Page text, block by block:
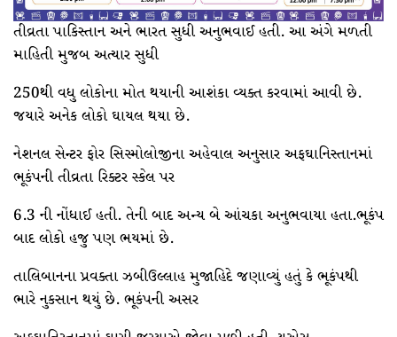
તીવ્રતા પાકિસ્તાન અને ભારત સુધી અનુભવાઈ હતી. આ અંગે મળતી
માહિતી મુજબ અત્યાર સુધી
250થી વધુ લોકોના મોત થયાની આશંકા વ્યક્ત કરવામાં આવી છે.
જયારે અનેક લોકો ઘાયલ થયા છે.
નેશનલ સેન્ટર ફોર સિસ્મોલોજીના અહેવાલ અનુસાર અફઘાનિસ્તાનમાં
ભૂકંપની તીવ્રતા રિક્ટર સ્કેલ પર
6.3 ની નોંધાઈ હતી. તેની બાદ અન્ય બે આંચકા અનુભવાયા હતા.ભૂકંપ
બાદ લોકો હજુ પણ ભયમાં છે.
તાલિબાનના પ્રવક્તા ઝબીઉલ્લાહ મુજાહિદે જણાવ્યું હતું કે ભૂકંપથી
ભારે નુકસાન થયું છે. ભૂકંપની અસર